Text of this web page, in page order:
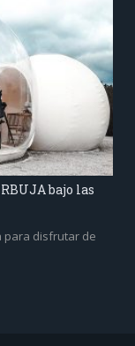
bajo las
para disfrutar de